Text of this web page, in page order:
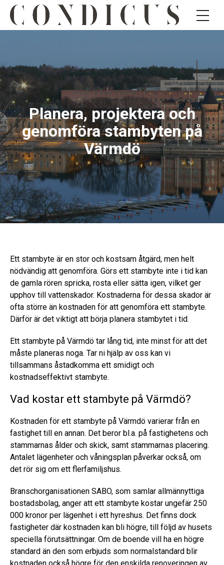
Planera, projektera och
genomföra stambyten på
Värmdö
Ett stambyte är en stor och kostsam åtgärd, men helt
nödvändig att genomföra. Görs ett stambyte inte i tid kan
de gamla rören spricka, rosta eller sätta igen, vilket ger
upphov till vattenskador. Kostnaderna för dessa skador är
ofta större än kostnaden för att genomföra ett stambyte.
Därför är det viktigt att börja planera stambytet i tid.
Ett stambyte på Värmdö tar lång tid, inte minst för att det
måste planeras noga. Tar ni hjälp av oss kan vi
tillsammans åstadkomma ett smidigt och
kostnadseffektivt stambyte.
Vad kostar ett stambyte på Värmdö?
Kostnaden för ett stambyte på Värmdö varierar från en
fastighet till en annan. Det beror bl.a. på fastighetens och
stammarnas ålder och skick, samt stammarnas placering.
Antalet lägenheter och våningsplan påverkar också, om
det rör sig om ett flerfamiljshus.
Branschorganisationen SABO, som samlar allmännyttiga
bostadsbolag, anger att ett stambyte kostar ungefär 250
000 kronor per lägenhet i ett hyreshus. Det finns dock
fastigheter där kostnaden kan bli högre, till följd av husets
speciella förutsättningar. Om de boende vill ha en högre
standard än den som erbjuds som normalstandard blir
kostnaden också högre för den enskilda renoveringen av